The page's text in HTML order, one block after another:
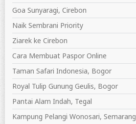
Goa Sunyaragi, Cirebon
Naik Sembrani Priority
Ziarek ke Cirebon
Cara Membuat Paspor Online
Taman Safari Indonesia, Bogor
Royal Tulip Gunung Geulis, Bogor
Pantai Alam Indah, Tegal
Kampung Pelangi Wonosari, Semarang